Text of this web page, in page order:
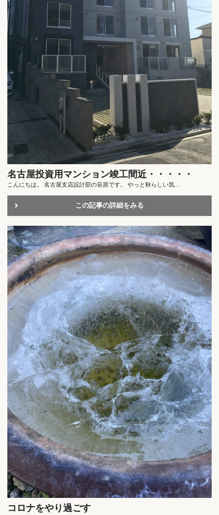
名古屋投資用マンション竣工間近・・・・・
こんにちは。 名古屋支店設計部の笹原です。 やっと秋らしい気…
この記事の詳細をみる
コロナをやり過ごす